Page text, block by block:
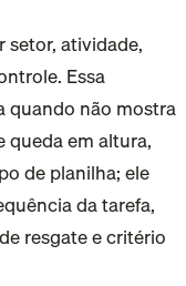
setor, atividade,
Essa
quando não mostra
queda em altura,
de planilha; ele
da tarefa,
resgate e critério